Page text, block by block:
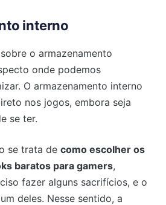
interno
o armazenamento
onde podemos
O armazenamento interno
nos jogos, embora seja
se ter.
se trata de como escolher os
baratos para gamers,
fazer alguns sacrifícios, e o
deles. Nesse sentido, a